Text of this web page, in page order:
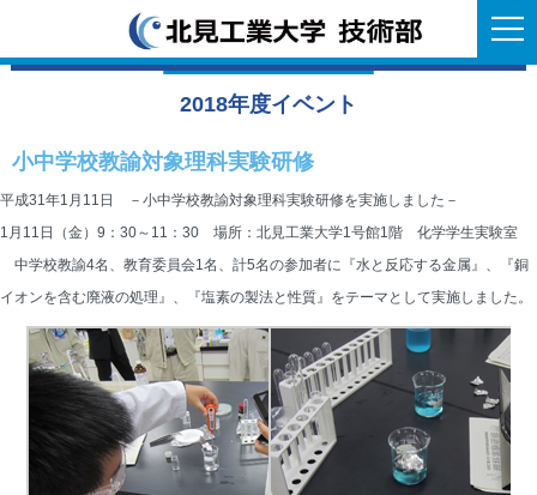
2018年度イベント
小中学校教諭対象理科実験研修
平成31年1月11日 －小中学校教諭対象理科実験研修を実施しました－
1月11日（金）9：30～11：30 場所：北見工業大学1号館1階 化学学生実験室
中学校教諭4名、教育委員会1名、計5名の参加者に『水と反応する金属』、『銅
イオンを含む廃液の処理』、『塩素の製法と性質』をテーマとして実施しました。